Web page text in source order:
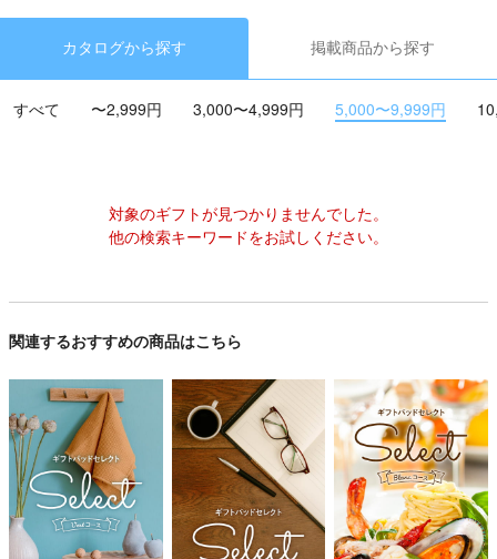
カタログから探す 掲載商品から探す
すべて 〜2,999円 3,000〜4,999円 5,000〜9,999円
対象のギフトが見つかりませんでした。
他の検索キーワードをお試しください。
関連するおすすめの商品はこちら